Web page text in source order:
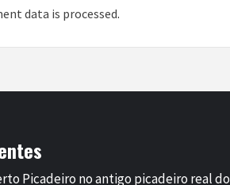
data is processed.
Picadeiro no antigo picadeiro real do